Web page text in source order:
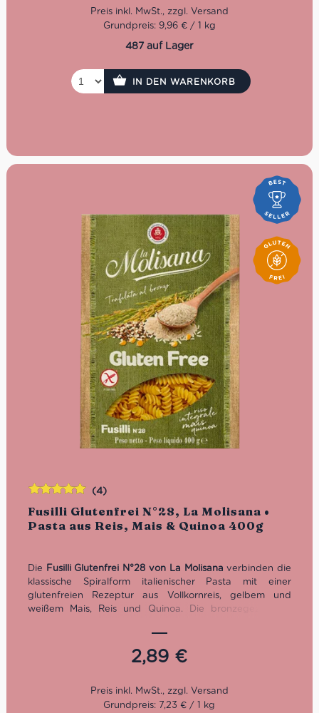
Grundpreis: 9,96 € / 1 kg
487 auf Lager
IN DEN WARENKORB
Fusilli Glutenfrei N°28, La Molisana •
Pasta aus Reis, Mais & Quinoa 400g
(4)
Die Fusilli Glutenfrei N°28 von La Molisana verbinden die
klassische Spiralform italienischer Pasta mit einer
glutenfreien Rezeptur aus Vollkornreis, gelbem und
weißem Mais, Reis und Quinoa. Die bronzegezogene,
cremige Gemüsesaucen besonders gut auf. Bissfest,
vielseitig und ideal für warme Pastagerichte oder
Nudelsalat. Kochzeit: 11 Minuten. Inhalt: 400 g.
2,89 €
Bewertet
mit5.00von
5
Grundpreis: 7,23 € / 1 kg